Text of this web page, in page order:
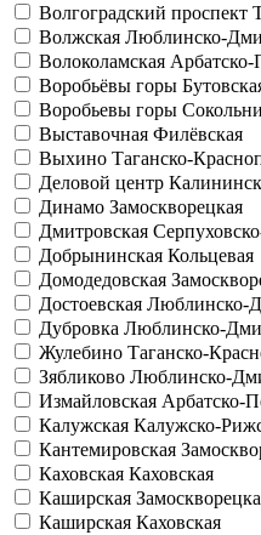
Волгоградский проспект
Волжская Люблинско-
Волоколамская Арбатско-
Воробьёвы горы
Воробьевы горы
Выставочная Филёвская
Выхино Таганско-
Деловой центр
Динамо Замоскворецкая
Дмитровская
Добрынинская Кольцевая
Домодедовская
Достоевская Люблинско-
Дубровка Люблинско-
Жулебино Таганско-
Зябликово Люблинско-
Измайловская Арбатско-
Калужская Калужско-
Кантемировская
Каховская Каховская
Каширская
Каширская Каховская